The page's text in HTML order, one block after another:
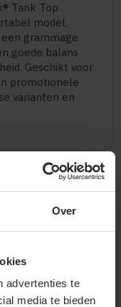
Over
advertenties te
media te bieden
Tank Top
model,
grammage
goede balans
Geschikt voor
promotionele
varianten en